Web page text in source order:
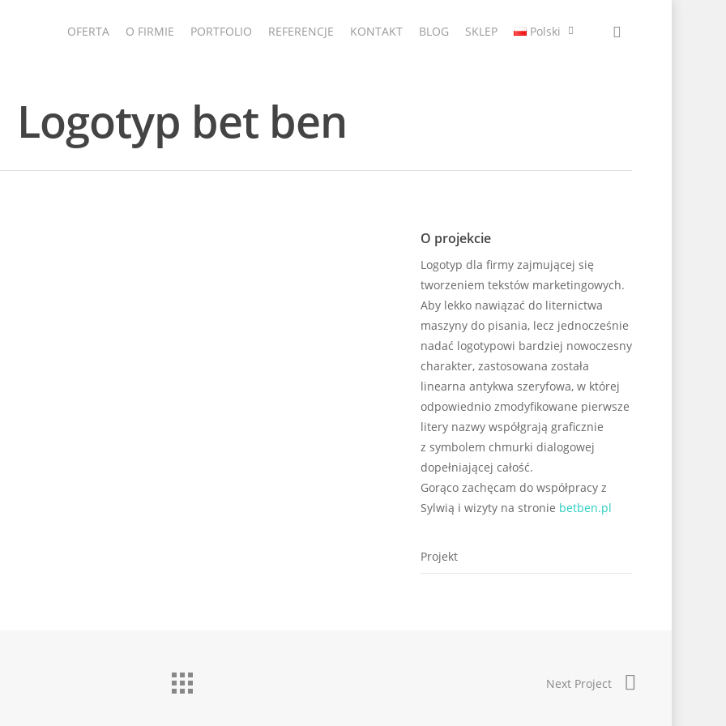
OFERTA O FIRMIE PORTFOLIO REFERENCJE KONTAKT BLOG SKLEP Polski
Logotyp bet ben
O projekcie
Logotyp dla firmy zajmującej się
tworzeniem tekstów marketingowych.
Aby lekko nawiązać do liternictwa
maszyny do pisania, lecz jednocześnie
nadać logotypowi bardziej nowoczesny
charakter, zastosowana została
linearna antykwa szeryfowa, w której
odpowiednio zmodyfikowane pierwsze
litery nazwy współgrają graficznie
z symbolem chmurki dialogowej
dopełniającej całość.
Gorąco zachęcam do współpracy z
Sylwią i wizyty na stronie betben.pl
Projekt
Next Project